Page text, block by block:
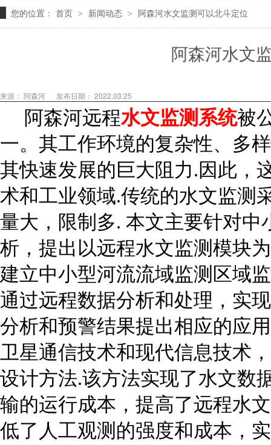
您的位置： 首页 > 新闻动态 > 阿森河水文监测可以北斗定位
阿森河水文
来源： 阿森河 发布日期： 2022.03.25
阿森河远程水文监测系统被
一。其工作环境的复杂性、多
其快速发展的巨大阻力.因此，
术和工业领域.传统的水文监测
量大，限制多. 本文主要针对
析，提出以远程水文监测模块
建立中小型河流流域监测区域
通过远程数据分析和处理，实
分析和预警结果提出相应的应
卫星通信技术和现代信息技术
设计方法.该方法实现了水文数
输的运行成本，提高了远程水
低了人工观测的强度和成本，